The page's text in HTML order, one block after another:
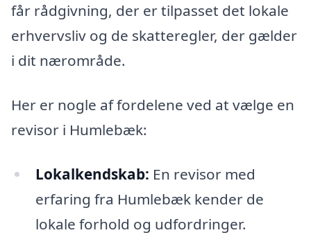
får rådgivning, der er tilpasset det lokale
erhvervsliv og de skatteregler, der gælder
i dit nærområde.
Her er nogle af fordelene ved at vælge en
revisor i Humlebæk:
Lokalkendskab: En revisor med
erfaring fra Humlebæk kender de
lokale forhold og udfordringer.